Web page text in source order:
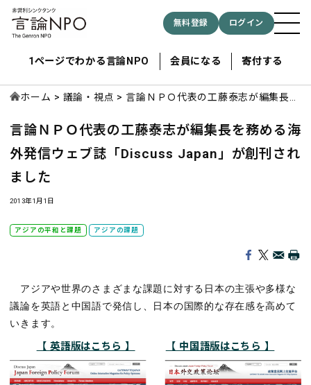
無料登録 ログイン
1ページでわかる言論NPO 会員になる 寄付する
ホーム 議論・視点
言論ＮＰＯ代表の工藤泰志が編集長を
Japan」が創刊されました
言論ＮＰＯ代表の工藤泰志が編集長を務める海
外発信ウェブ誌「Discuss Japan」が創刊され
ました
2013年1月1日
アジアの平和と課題 アジアの課題
アジアや世界のさまざまな課題に対する日本の主張や多様な
議論を英語と中国語で発信し、日本の国際的な存在感を高めて
いきます。
【 英語版はこちら 】
【 中国語版はこちら 】